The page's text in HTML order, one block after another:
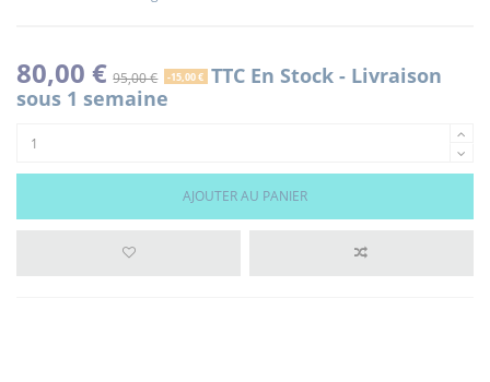
80,00 € 95,00 € -15,00 € TTC En Stock - Livraison
sous 1 semaine
AJOUTER AU PANIER